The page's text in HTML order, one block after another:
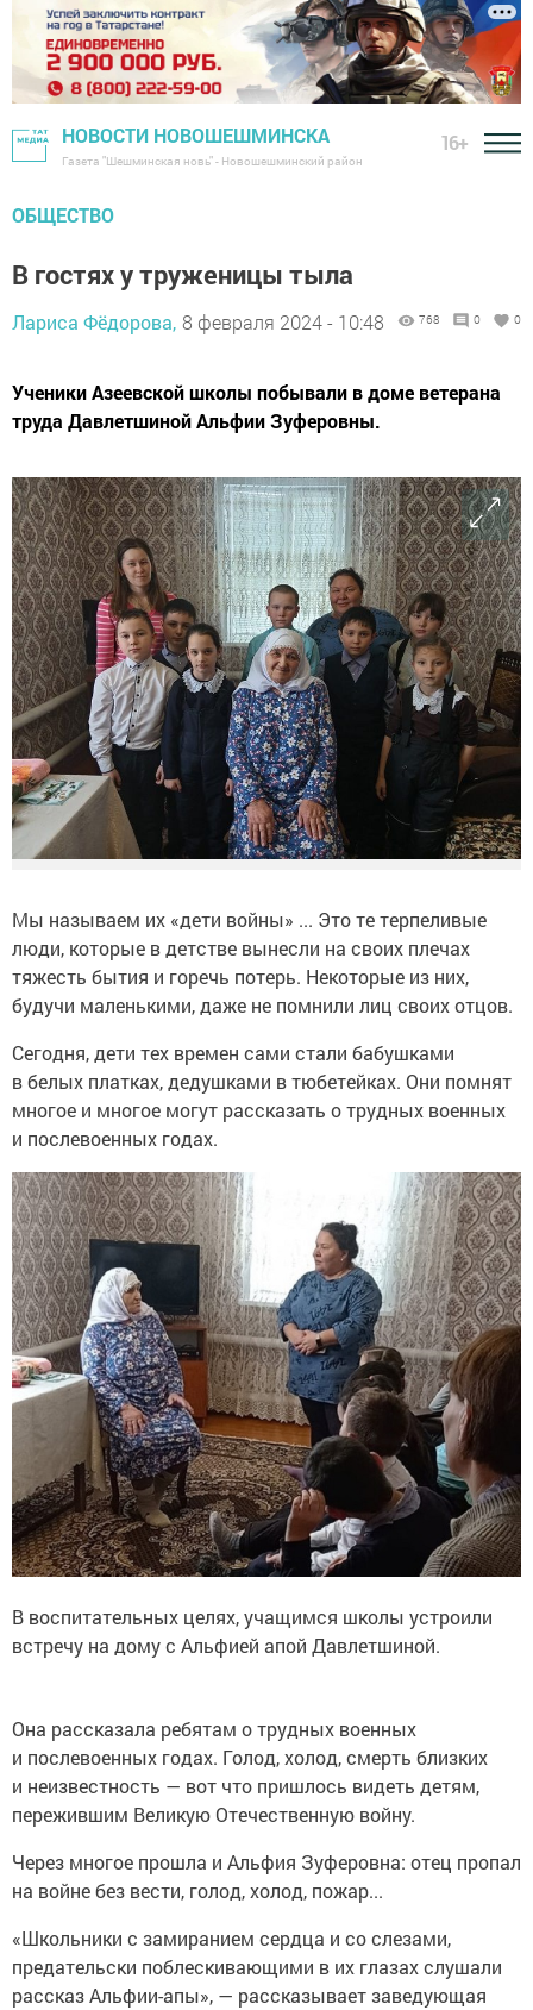
НОВОСТИ НОВОШЕШМИНСКА
Газета "Шешминская новь" - Новошешминский район
16+
ОБЩЕСТВО
В гостях у труженицы тыла
Лариса Фёдорова, 8 февраля 2024 - 10:48 768 0 0
Ученики Азеевской школы побывали в доме ветерана
труда Давлетшиной Альфии Зуферовны.
Мы называем их «дети войны» ... Это те терпеливые
люди, которые в детстве вынесли на своих плечах
тяжесть бытия и горечь потерь. Некоторые из них,
будучи маленькими, даже не помнили лиц своих отцов.
Сегодня, дети тех времен сами стали бабушками
в белых платках, дедушками в тюбетейках. Они помнят
многое и многое могут рассказать о трудных военных
и послевоенных годах.
В воспитательных целях, учащимся школы устроили
встречу на дому с Альфией апой Давлетшиной.
Она рассказала ребятам о трудных военных
и послевоенных годах. Голод, холод, смерть близких
и неизвестность — вот что пришлось видеть детям,
пережившим Великую Отечественную войну.
Через многое прошла и Альфия Зуферовна: отец пропал
на войне без вести, голод, холод, пожар...
«Школьники с замиранием сердца и со слезами,
предательски поблескивающими в их глазах слушали
рассказ Альфии-апы», — рассказывает заведующая